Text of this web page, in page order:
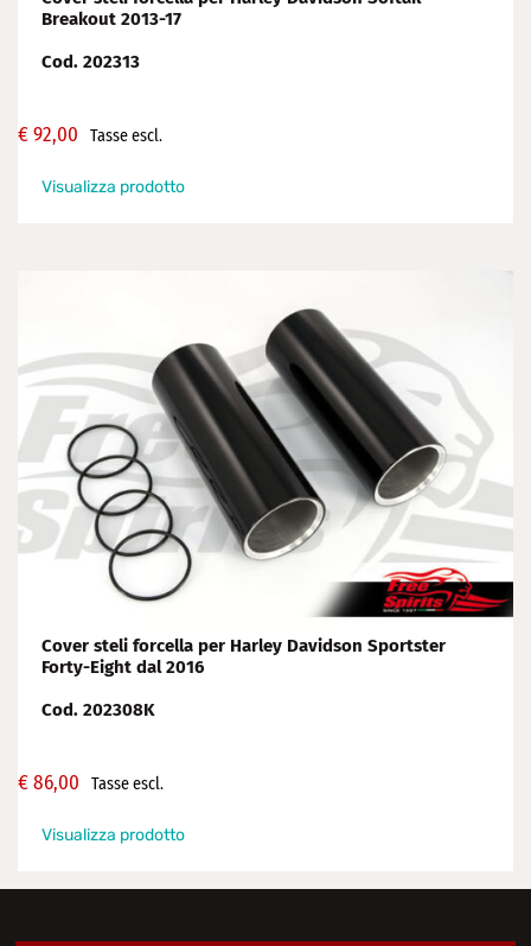
Breakout 2013-17
Cod. 202313
€92,00 Tasse escl.
Visualizza prodotto
Cover steli forcella per Harley Davidson Sportster
Forty-Eight dal 2016
Cod. 202308K
€86,00 Tasse escl.
Visualizza prodotto